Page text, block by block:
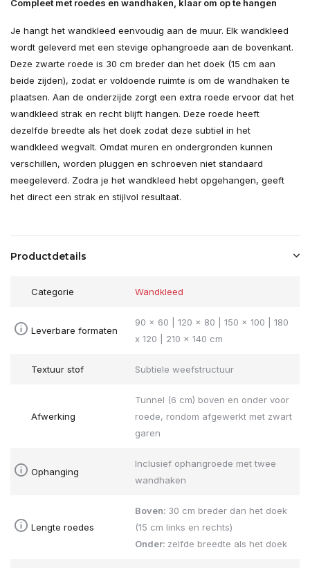
Compleet met roedes en wandhaken, klaar om op te hangen
Je hangt het wandkleed eenvoudig aan de muur. Elk wandkleed
wordt geleverd met een stevige ophangroede aan de bovenkant.
Deze zwarte roede is 30 cm breder dan het doek (15 cm aan
beide zijden), zodat er voldoende ruimte is om de wandhaken te
plaatsen. Aan de onderzijde zorgt een extra roede ervoor dat het
wandkleed strak en recht blijft hangen. Deze roede heeft
dezelfde breedte als het doek zodat deze subtiel in het
wandkleed wegvalt. Omdat muren en ondergronden kunnen
verschillen, worden pluggen en schroeven niet standaard
meegeleverd. Zodra je het wandkleed hebt opgehangen, geeft
het direct een strak en stijlvol resultaat.
Productdetails
Categorie Wandkleed
Leverbare formaten
90 x 60 | 120 x 80 | 150 x 100 | 180
x 120 | 210 x 140 cm
Textuur stof Subtiele weefstructuur
Afwerking
Tunnel (6 cm) boven en onder voor
roede, rondom afgewerkt met zwart
garen
Ophanging
Inclusief ophangroede met twee
wandhaken
Lengte roedes
Boven: 30 cm breder dan het doek
(15 cm links en rechts)
Onder: zelfde breedte als het doek